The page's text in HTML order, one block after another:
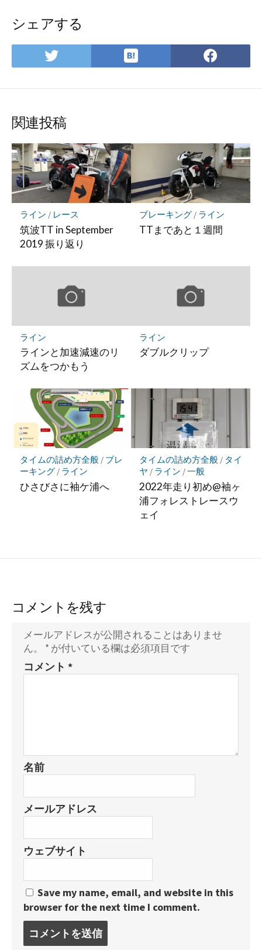
シェアする
Twitter
で
は
て
マ
に
保
存
で
関連投稿
ライン / レース
筑波TT in September
2019 振り返り
ブレーキング/ ライン
TTまであと１週間
ライン
ラインと加速減速のリ
ズムをつかもう
ライン
ダブルクリップ
タイムの詰め方全般/ ブレ
ーキング/ ライン
ひさびさに袖ケ浦へ
タイムの詰め方全般/ タイ
ヤ / ライン /一般
2022年走り初め@袖ヶ
浦フォレストレースウ
ェイ
コメントを残す
メールアドレスが公開されることはありませ
ん。
* が付いている欄は必須項目です
コメント *
名前
メールアドレス
ウェブサイト
Save my name, email, and website in this
browser for the next time I comment.
メ